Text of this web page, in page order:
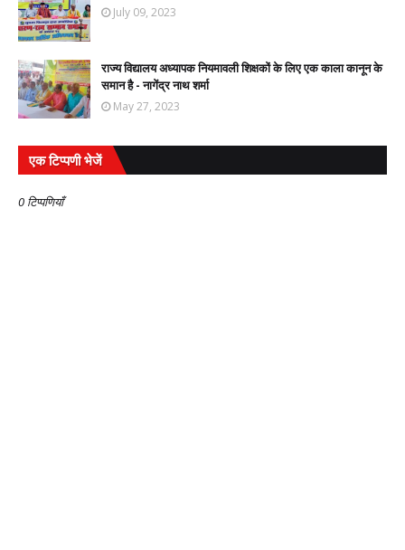
July 09, 2023
राज्य विद्यालय अध्यापक नियमावली शिक्षकों के लिए एक काला कानून के
समान है - नागेंद्र नाथ शर्मा
May 27, 2023
एक टिप्पणी भेजें
0 टिप्पणियाँ